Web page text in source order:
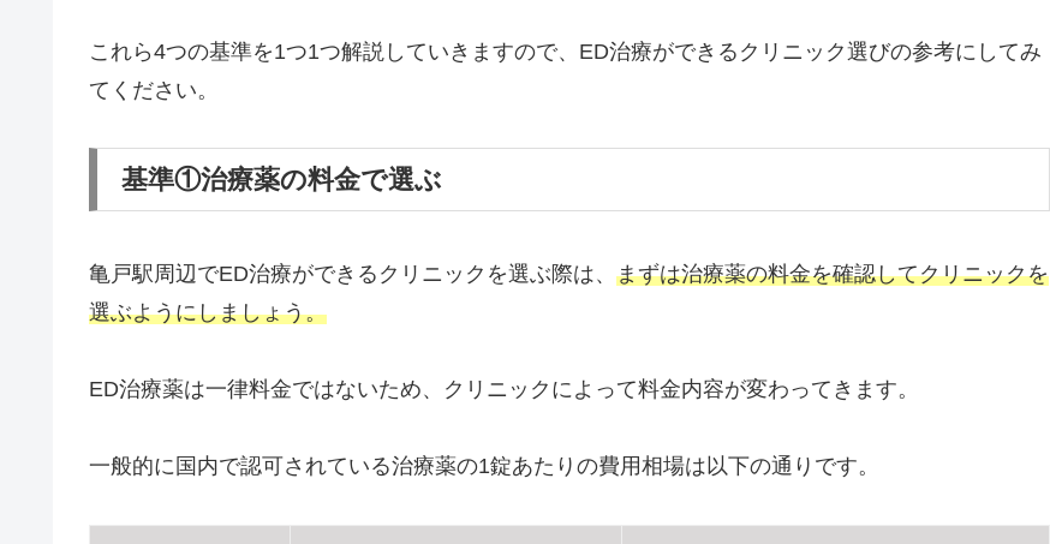
これら4つの基準を1つ1つ解説していきますので、ED治療ができるクリニック選びの参考にしてみ
てください。
基準①治療薬の料金で選ぶ
亀戸駅周辺でED治療ができるクリニックを選ぶ際は、 まずは治療薬の料金を確認してクリニックを
選ぶようにしましょう。
ED治療薬は一律料金ではないため、クリニックによって料金内容が変わってきます。
一般的に国内で認可されている治療薬の1錠あたりの費用相場は以下の通りです。